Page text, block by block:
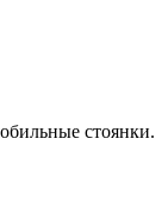
стоянки.